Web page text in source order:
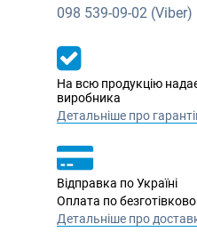
098 539-09-02 (Viber)
На всю продукцію
виробника
Детальніше про
Відправка по Україні
Оплата по
Детальніше про